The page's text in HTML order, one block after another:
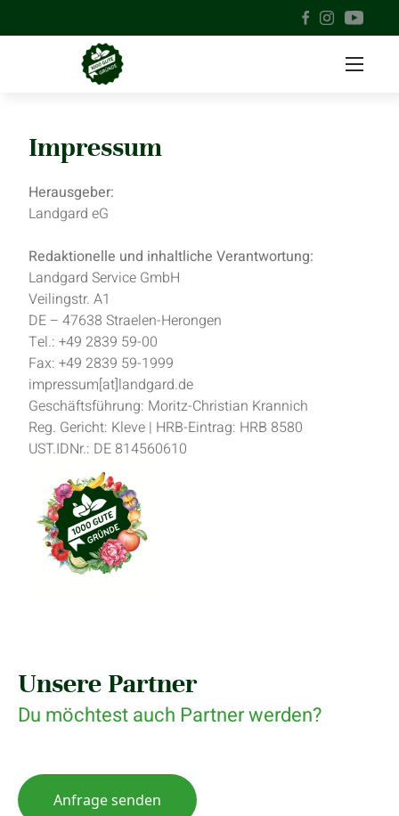
Impressum
Herausgeber:
Landgard eG
Redaktionelle und inhaltliche Verantwortung:
Landgard Service GmbH
Veilingstr. A1
DE – 47638 Straelen-Herongen
Tel.: +49 2839 59-00
Fax: +49 2839 59-1999
impressum[at]landgard.de
Geschäftsführung: Moritz-Christian Krannich
Reg. Gericht: Kleve | HRB-Eintrag: HRB 8580
UST.IDNr.: DE 814560610
Unsere Partner
Du möchtest auch Partner werden?
Anfrage senden